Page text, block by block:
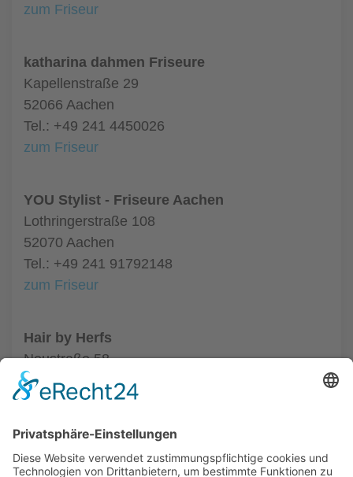
zum Friseur
katharina dahmen Friseure
Kapellenstraße 29
52066 Aachen
Tel.: +49 241 4450026
zum Friseur
YOU Stylist - Friseure Aachen
Lothringerstraße 108
52070 Aachen
Tel.: +49 241 91792148
zum Friseur
Hair by Herfs
Neustraße 58
52066 Aachen
Tel.: +49 241 63342